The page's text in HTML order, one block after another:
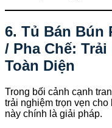
6. Tủ Bán Bún
/ Pha Chế:
Toàn Diện
Trong bối cảnh cạnh
trải nghiệm trọn vẹn
này chính là giải pháp.